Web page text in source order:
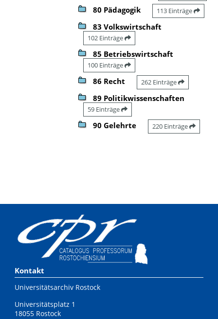
80 Pädagogik 113 Einträge
83 Volkswirtschaft
102 Einträge
85 Betriebswirtschaft
100 Einträge
86 Recht 262 Einträge
89 Politikwissenschaften
59 Einträge
90 Gelehrte 220 Einträge
Kontakt
Universitätsarchiv Rostock
Universitätsplatz 1
18055 Rostock